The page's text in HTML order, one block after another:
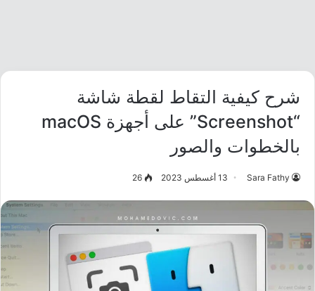
شرح كيفية التقاط لقطة شاشة
“Screenshot” على أجهزة macOS
بالخطوات والصور
Sara Fathy 13 أغسطس 2023 26